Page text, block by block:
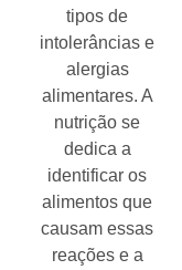
tipos de
intolerâncias e
alergias
alimentares. A
nutrição se
dedica a
identificar os
alimentos que
causam essas
reações e a